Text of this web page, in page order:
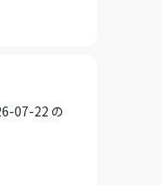
07-22 の